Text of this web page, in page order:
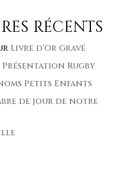
récents
Livre d’Or Gravé
Présentation Rugby
Petits Enfants
de jour de notre